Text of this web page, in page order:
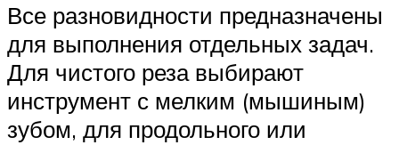
Все разновидности предназначены
для выполнения отдельных задач.
Для чистого реза выбирают
инструмент с мелким (мышиным)
зубом, для продольного или